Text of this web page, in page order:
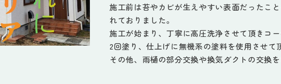
施工前は苔やカビが生えやすい表面だったこ
れておりました。
施工が始まり、丁寧に高圧洗浄させて頂きコ
2回塗り、仕上げに無機系の塗料を使用させて
その他、雨樋の部分交換や換気ダクトの交換を